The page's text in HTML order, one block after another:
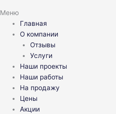
Меню
Главная
О компании
Отзывы
Услуги
Наши проекты
Наши работы
На продажу
Цены
Акции